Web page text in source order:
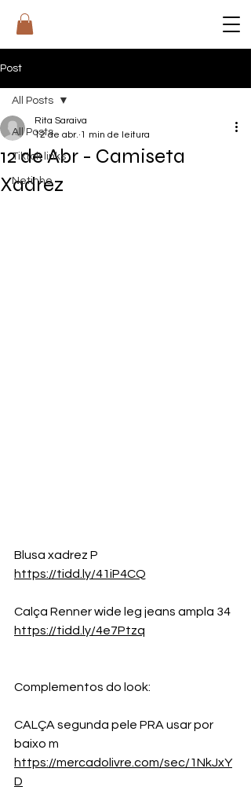
RIT
Post
All Posts
Tiktok links
Netinho
All Posts
12 de Abr - Camiseta
Xadrez
Rita Saraiva
12 de abr. 1 min de leitura
Blusa xadrez P
https://tidd.ly/41iP4CQ
Calça Renner wide leg jeans ampla 34
https://tidd.ly/4e7Ptzq
Complementos do look:
CALÇA segunda pele PRA usar por
baixo m
https://mercadolivre.com/sec/1NkJxY
D